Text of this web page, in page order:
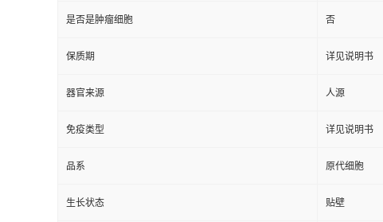
是否是肿瘤细胞 否
保质期 详见说明书
器官来源 人源
免疫类型 详见说明书
品系 原代细胞
生长状态 贴壁